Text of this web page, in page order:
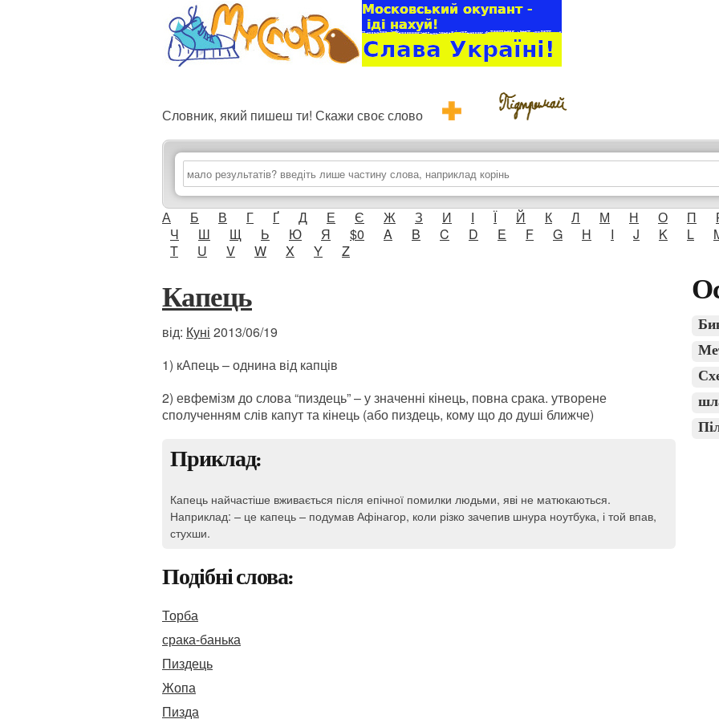
Словник, який пишеш ти! Скажи своє слово
А Б В Г Ґ Д Е Є Ж З И І Ї Й К Л М Н О П
Ч
Ш Щ Ь Ю Я $0 A B C D E F G H I J K L
T
U V W X Y Z
Капець
від: Куні 2013/06/19
1) кАпець – однина від капців
2) евфемізм до слова “пиздець” – у значенні кінець, повна срака. утворене
сполученням слів капут та кінець (або пиздець, кому що до душі ближче)
Приклад:
Капець найчастіше вживається після епічної помилки людьми, яві не матюкаються.
Наприклад: – це капець – подумав Афінагор, коли різко зачепив шнура ноутбука, і той впав,
стухши.
Подібні слова:
Торба
срака-банька
Пиздець
Жопа
Пизда